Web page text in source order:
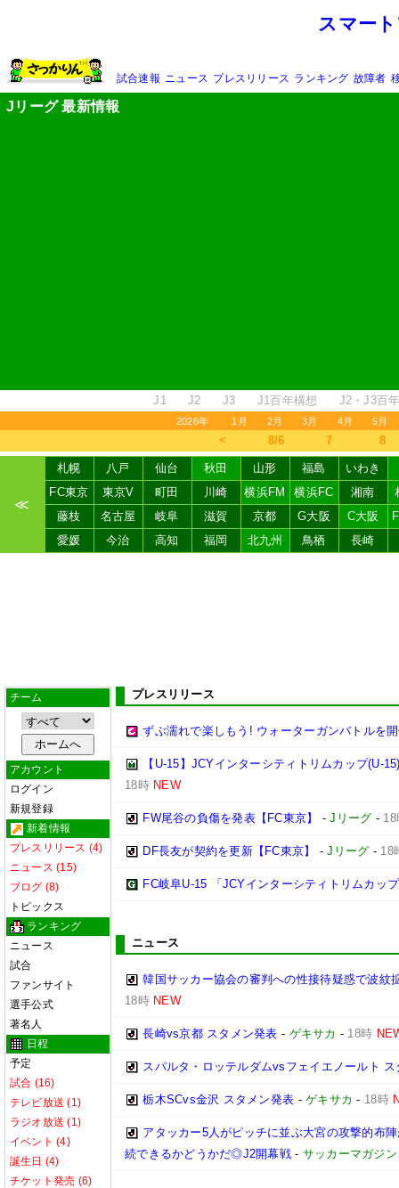
スマー
試合速報 ニュース プレスリリース ランキング 故障者
Jリーグ 最新情報
J1 J2 J3 J1百年構想 J2・J3百
2026年 1月 2月 3月 4月 5月
＜ 8/6 7 8
≪
札幌 八戸 仙台 秋田 山形 福島
いわき
FC東京
東京V 町田 川崎 横浜FM 横浜FC 湘南
藤枝
名古屋 岐阜 滋賀 京都 G大阪 C大阪
愛媛
今治 高知 福岡 北九州 鳥栖 長崎
チーム
アカウント
ログイン
新規登録
新着情報
プレスリリース (4)
ニュース (15)
ブログ (8)
トピックス
ランキング
ニュース
試合
ファンサイト
選手公式
著名人
日程
予定
試合 (16)
テレビ放送 (1)
ラジオ放送 (1)
イベント (4)
誕生日 (4)
チケット発売 (6)
プレスリリース
ずぶ濡れで楽しもう! ウォーターガンバトルを
【U-15】JCYインターシティトリムカップ(U-
18時 NEW
FW尾谷の負傷を発表【FC東京】 -Jリーグ - 18
DF長友が契約を更新【FC東京】 -Jリーグ - 18
FC岐阜U-15 「JCYインターシティトリムカッ
ニュース
韓国サッカー協会の審判への性接待疑惑で波紋
18時 NEW
長崎vs京都 スタメン発表 - ゲキサカ - 18時
スパルタ・ロッテルダムvsフェイエノールト ス
栃木SCvs金沢 スタメン発表 -ゲキサカ - 18時
アタッカー5人がピッチに並ぶ大宮の攻撃的布
続できるかどうかだ◎J2開幕戦 - サッカーマガジン